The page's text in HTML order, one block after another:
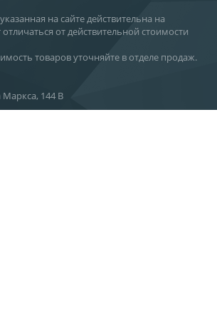
на сайте действительна на
от действительной стоимости
товаров уточняйте в отделе продаж.
Маркса, 144 В